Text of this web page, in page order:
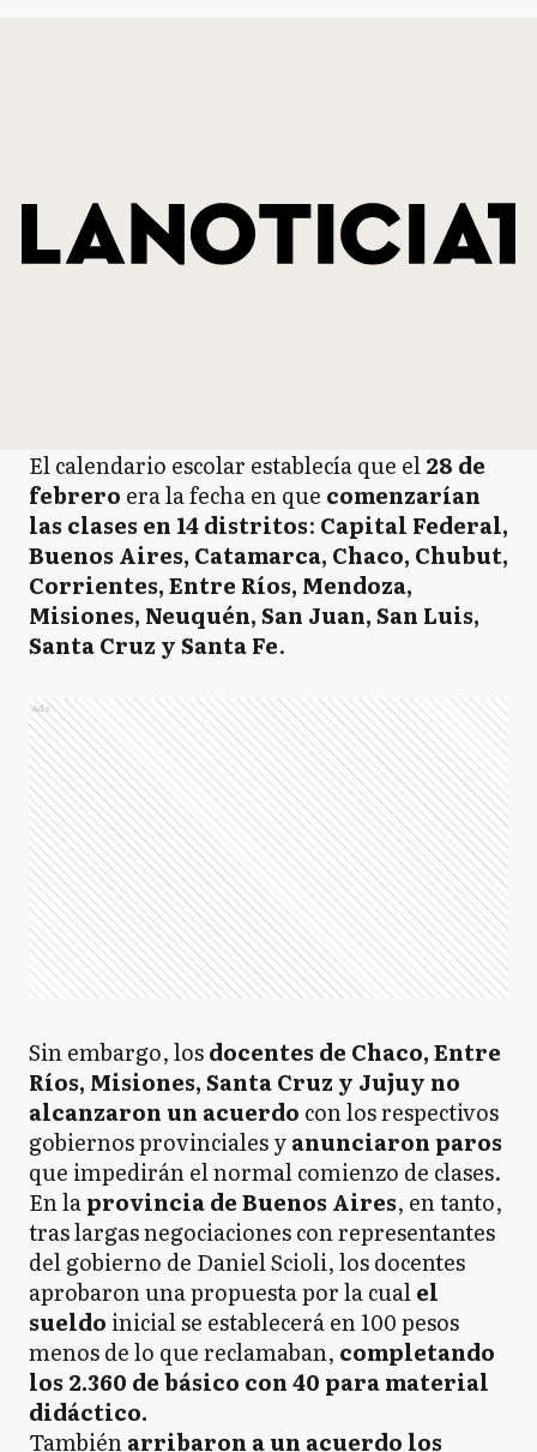
El calendario escolar establecía que el28 de
febrero era la fecha en que comenzarían
las clases en 14 distritos: Capital Federal,
Buenos Aires, Catamarca, Chaco, Chubut,
Corrientes, Entre Ríos, Mendoza,
Misiones, Neuquén, San Juan, San Luis,
Santa Cruz y Santa Fe.
Ads
Sin embargo, losdocentes de Chaco, Entre
Ríos, Misiones, Santa Cruz y Jujuy no
alcanzaron un acuerdo con los respectivos
gobiernos provinciales yanunciaron paros
que impedirán el normal comienzo de clases.
En laprovincia de Buenos Aires, en tanto,
tras largas negociaciones con representantes
del gobierno de Daniel Scioli, los docentes
aprobaron una propuesta por la cualel
sueldo inicial se establecerá en 100 pesos
menos de lo que reclamaban, completando
los 2.360 de básico con 40 para material
didáctico.
Tambiénarribaron a un acuerdo los